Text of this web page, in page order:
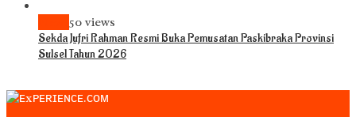
50 views
Sekda Jufri Rahman Resmi Buka Pemusatan Paskibraka Provinsi
Sulsel Tahun 2026